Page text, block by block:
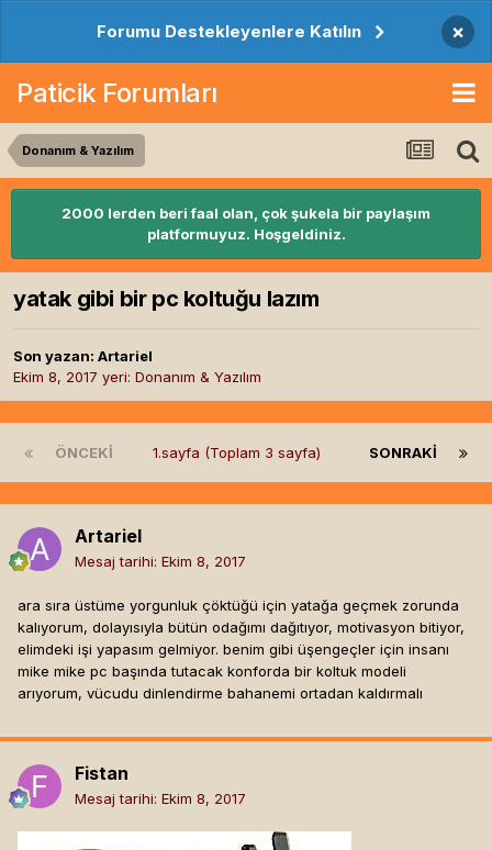
Forumu Destekleyenlere Katılın ×
Paticik Forumları
Donanım & Yazılım
2000 lerden beri faal olan, çok şukela bir paylaşım
platformuyuz. Hoşgeldiniz.
yatak gibi bir pc koltuğu lazım
Son yazan: Artariel
Ekim 8, 2017 yeri: Donanım & Yazılım
ÖNCEKI SONRAKI
1.sayfa (Toplam 3 sayfa)
Artariel
Mesaj tarihi: Ekim 8, 2017
ara sıra üstüme yorgunluk çöktüğü için yatağa geçmek zorunda
kalıyorum, dolayısıyla bütün odağımı dağıtıyor, motivasyon bitiyor,
elimdeki işi yapasım gelmiyor. benim gibi üşengeçler için insanı
mike mike pc başında tutacak konforda bir koltuk modeli
arıyorum, vücudu dinlendirme bahanemi ortadan kaldırmalı
Fistan
Mesaj tarihi: Ekim 8, 2017